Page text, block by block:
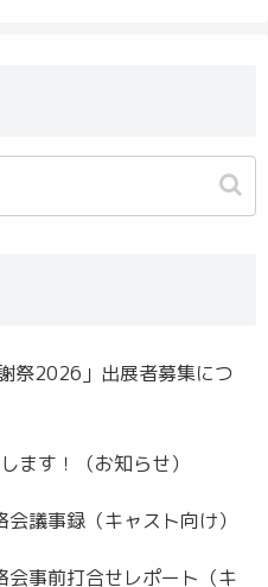
祭2026」出展者募集につ
ます！（お知らせ）
議事録（キャスト向け）
事前打合せレポート（キ